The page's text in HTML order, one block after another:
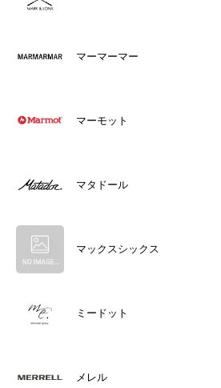
マーマーマー
マーモット
マタドール
マックスシックス
ミードット
メレル